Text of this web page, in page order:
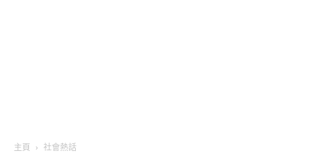
主頁 社會熱話